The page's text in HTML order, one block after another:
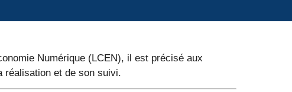
Numérique (LCEN), il est précisé aux
réalisation et de son suivi.